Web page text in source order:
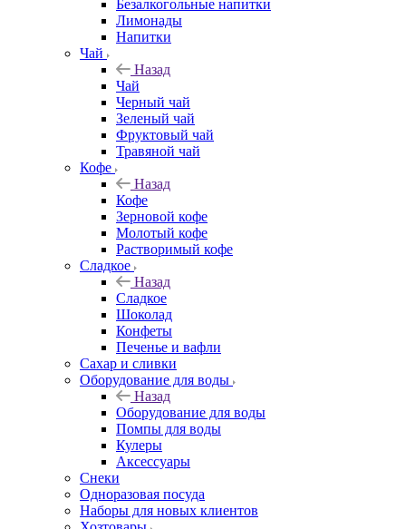
Безалкогольные напитки
Лимонады
Напитки
Чай
Назад
Чай
Черный чай
Зеленый чай
Фруктовый чай
Травяной чай
Кофе
Назад
Кофе
Зерновой кофе
Молотый кофе
Растворимый кофе
Сладкое
Назад
Сладкое
Шоколад
Конфеты
Печенье и вафли
Сахар и сливки
Оборудование для воды
Назад
Оборудование для воды
Помпы для воды
Кулеры
Аксессуары
Снеки
Одноразовая посуда
Наборы для новых клиентов